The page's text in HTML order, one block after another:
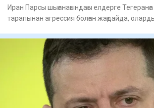
Иран Парсы шығанағындағы елдерге
тарапынан агрессия болған жағдайда,